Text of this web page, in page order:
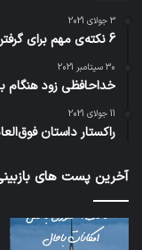
3 جولای 2021
6 نکته‌ی مهم برای گرفتن عکس‌های جذاب‌تر در سفر
30 سپتامبر 2021
خداحافظی زود هنگام
11 جولای 2021
راکستار داستان
آخرین پست های